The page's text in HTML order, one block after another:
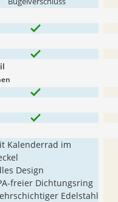
Kalenderrad im
Design
freier Dichtungsring
Edelstahl